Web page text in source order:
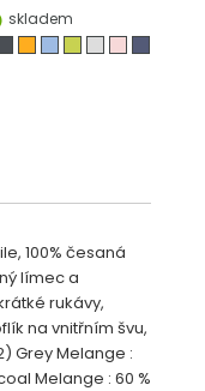
skladem
100% česaná
límec a
rukávy,
na vnitřním švu,
Grey Melange :
Melange : 60 %